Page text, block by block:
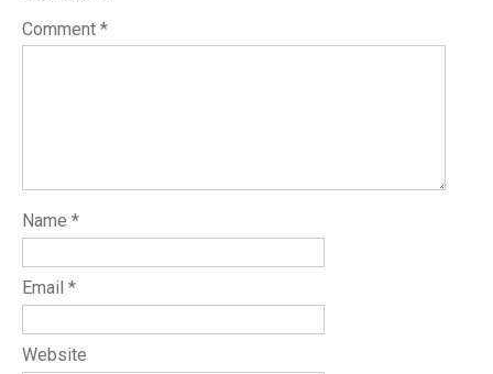
Comment *
Name *
Email *
Website